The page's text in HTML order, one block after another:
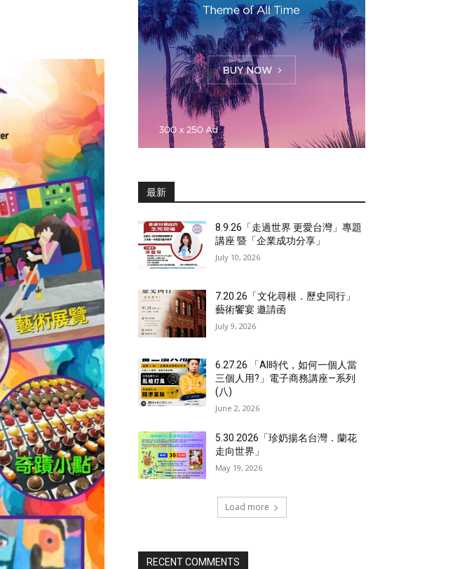
最新
8.9.26「走過世界 更愛台灣」專題
講座 暨「企業成功分享」
July 10, 2026
7.20.26「文化尋根．歷史同行」
藝術饗宴 邀請函
July 9, 2026
6.27.26 「AI時代，如何一個人當
三個人用?」電子商務講座—系列
(八)
June 2, 2026
5.30.2026「珍奶揚名台灣．蘭花
走向世界」
May 19, 2026
Load more
RECENT COMMENTS